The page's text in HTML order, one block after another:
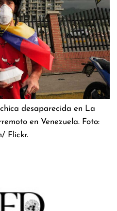
desaparecida en La
en Venezuela. Foto:
Flickr.